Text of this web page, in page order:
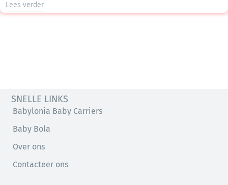
Lees verder
SNELLE LINKS
Babylonia Baby Carriers
Baby Bola
Over ons
Contacteer ons